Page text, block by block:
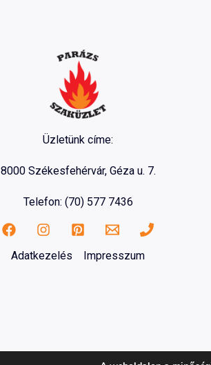
Üzletünk címe:
8000 Székesfehérvár, Géza u. 7.
Telefon: (70) 577 7436
Adatkezelés Impresszum